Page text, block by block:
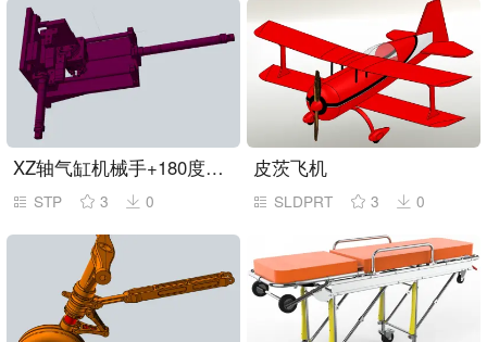
XZ轴气缸机械手+180度翻转机构
STP 3 0
皮茨飞机
SLDPRT 3 0